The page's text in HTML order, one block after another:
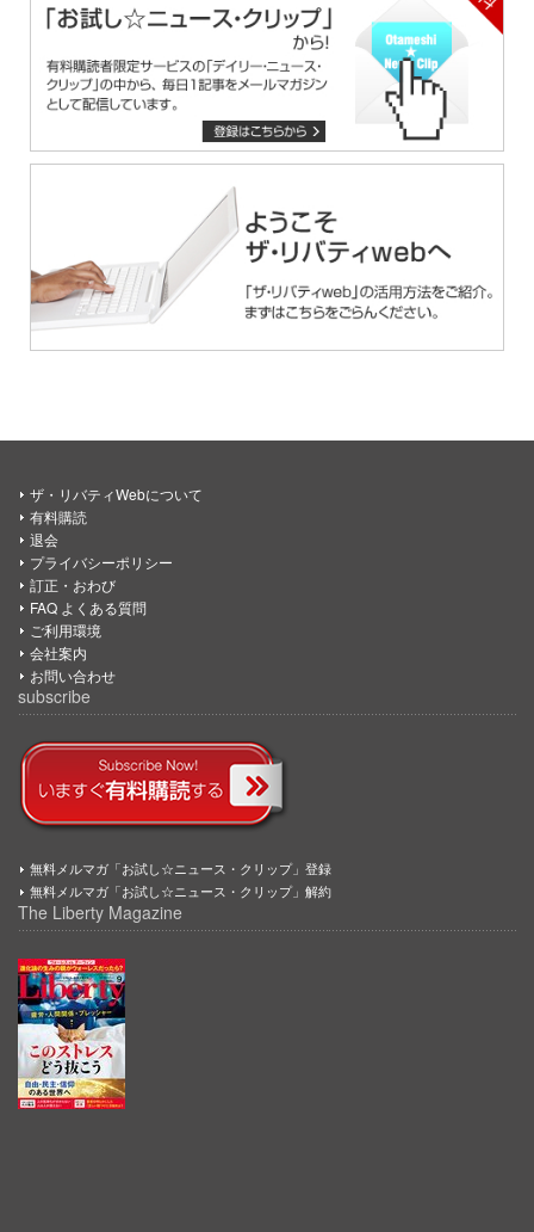
ザ・リバティWebについて
有料購読
退会
プライバシーポリシー
訂正・おわび
FAQ よくある質問
ご利用環境
会社案内
お問い合わせ
subscribe
無料メルマガ「お試し☆ニュース・クリップ」登録
無料メルマガ「お試し☆ニュース・クリップ」解約
The Liberty Magazine